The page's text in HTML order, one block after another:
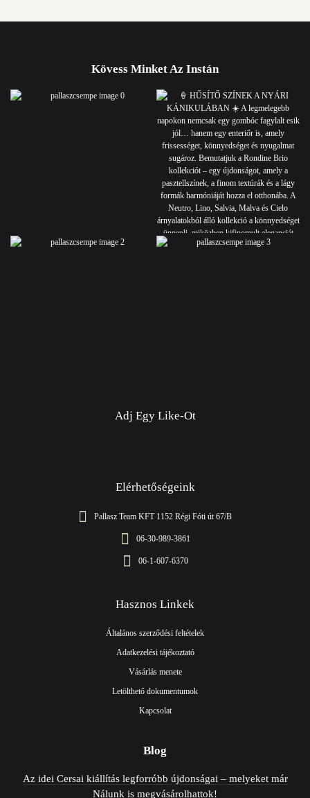
Kövess Minket Az Instán
Adj Egy Like-Ot
Elérhetőségeink
Pallasz Team KFT 1152 Régi Fóti út 67/B
06-30-989-3861
06-1-607-6370
Hasznos Linkek
Általános szerződési feltételek
Adatkezelési tájékoztató
Vásárlás menete
Letölthető dokumentumok
Kapcsolat
Blog
Az idei Cersai kiállítás legforróbb újdonságai – melyeket már
Nálunk is megvásárolhattok!